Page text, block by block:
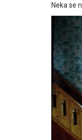
Neka se